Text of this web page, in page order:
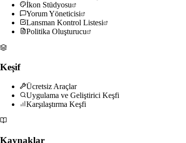
İkon Stüdyosu
Yorum Yöneticisi
Lansman Kontrol Listesi
Politika Oluşturucu
Keşif
Ücretsiz Araçlar
Uygulama ve Geliştirici Keşfi
Karşılaştırma Keşfi
Kaynaklar